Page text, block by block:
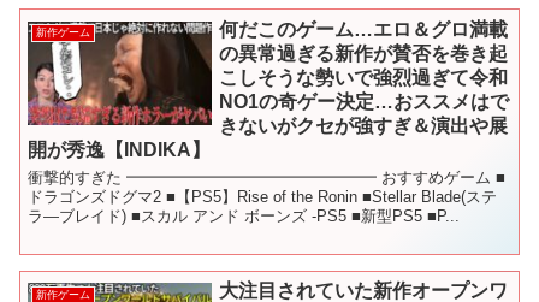
新作ゲーム
何だこのゲーム…エロ＆グロ満載
の異常過ぎる新作が賛否を巻き起
こしそうな勢いで強烈過ぎて令和
NO1の奇ゲー決定…おススメはで
きないがクセが強すぎ＆演出や展
開が秀逸【INDIKA】
衝撃的すぎた ━━━━━━━━━━━━━━━━ おすすめゲーム ■
ドラゴンズドグマ2 ■【PS5】Rise of the Ronin ■Stellar Blade(ステ
ラ―ブレイド) ■スカル アンド ボーンズ -PS5 ■新型PS5 ■P...
新作ゲーム
大注目されていた新作オープンワ